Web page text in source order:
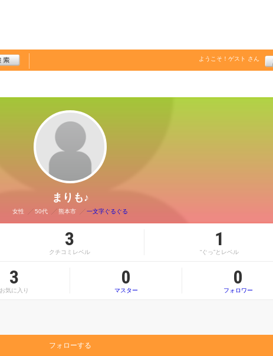
ようこそ！ ゲスト さん
まりも♪
女性 50代 熊本市 一文字ぐるぐる
3
クチコミレベル
1
“ぐっ”とレベル
3
お気に入り
0
マスター
0
フォロワー
フォローする